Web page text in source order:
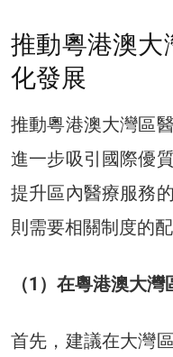
推動粵港澳大
化發展
推動粵港澳大灣區
進一步吸引國際優
提升區內醫療服務
則需要相關制度的配
（1）在粵港澳大
首先，建議在大灣